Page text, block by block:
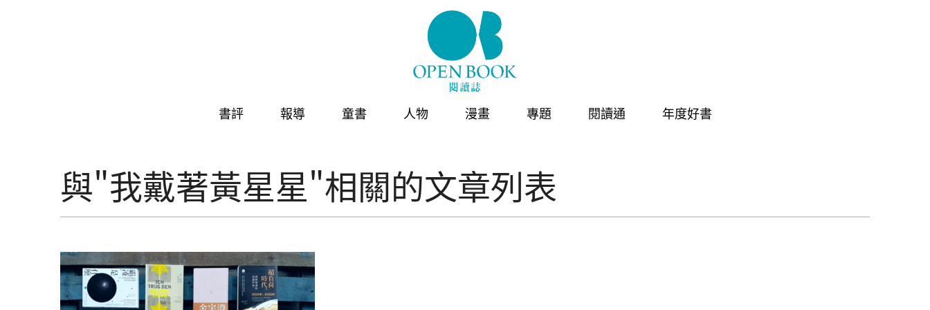
書評 報導 童書 人物 漫畫 專題 閱讀通 年度好書
與"我戴著黃星星"相關的文章列表